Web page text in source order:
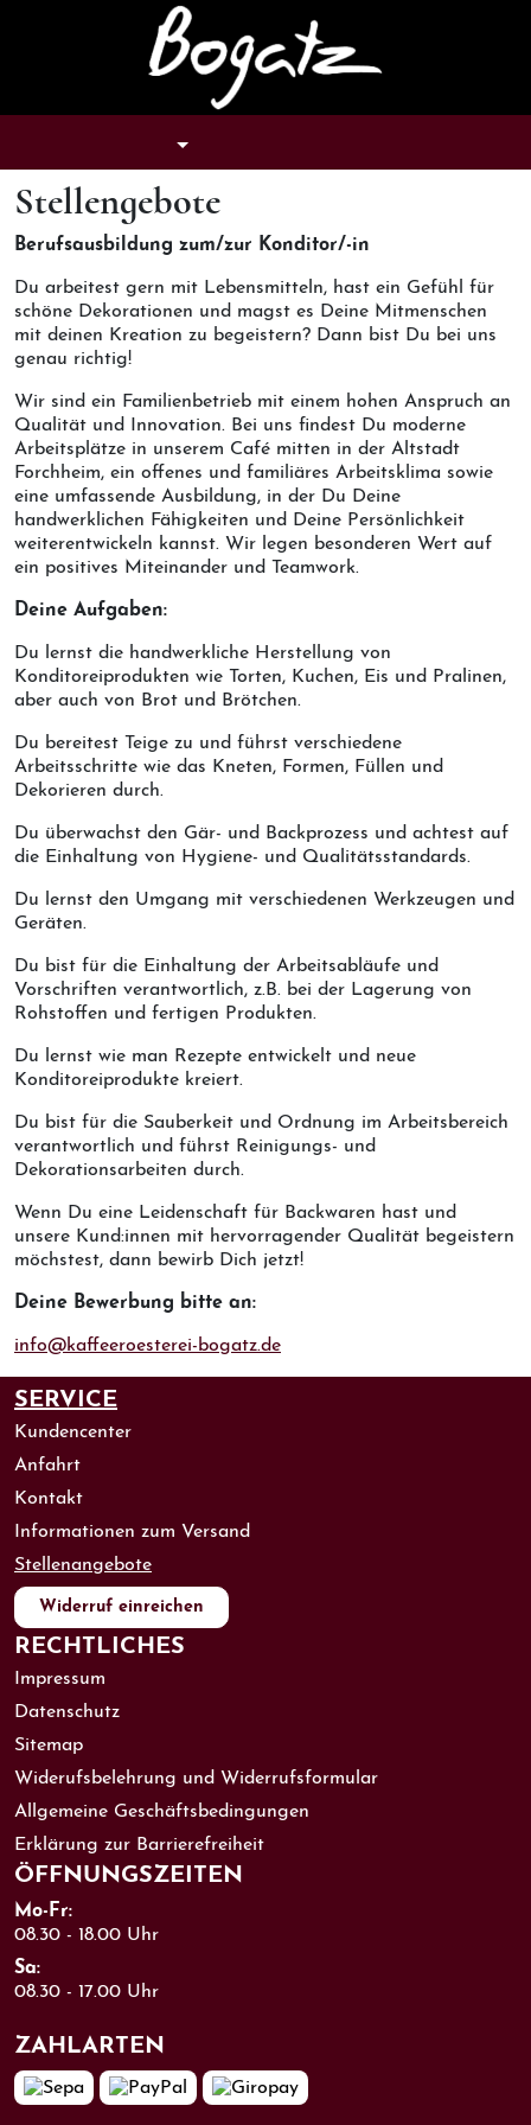
NAVIGATIONSUCHE
Stellengebote
Berufsausbildung zum/zur Konditor/-in
Du arbeitest gern mit Lebensmitteln, hast ein Gefühl für
schöne Dekorationen und magst es Deine Mitmenschen
mit deinen Kreation zu begeistern? Dann bist Du bei uns
genau richtig!
Wir sind ein Familienbetrieb mit einem hohen Anspruch an
Qualität und Innovation. Bei uns findest Du moderne
Arbeitsplätze in unserem Café mitten in der Altstadt
Forchheim, ein offenes und familiäres Arbeitsklima sowie
eine umfassende Ausbildung, in der Du Deine
handwerklichen Fähigkeiten und Deine Persönlichkeit
weiterentwickeln kannst. Wir legen besonderen Wert auf
ein positives Miteinander und Teamwork.
Deine Aufgaben:
Du lernst die handwerkliche Herstellung von
Konditoreiprodukten wie Torten, Kuchen, Eis und Pralinen,
aber auch von Brot und Brötchen.
Du bereitest Teige zu und führst verschiedene
Arbeitsschritte wie das Kneten, Formen, Füllen und
Dekorieren durch.
Du überwachst den Gär- und Backprozess und achtest auf
die Einhaltung von Hygiene- und Qualitätsstandards.
Du lernst den Umgang mit verschiedenen Werkzeugen und
Geräten.
Du bist für die Einhaltung der Arbeitsabläufe und
Vorschriften verantwortlich, z.B. bei der Lagerung von
Rohstoffen und fertigen Produkten.
Du lernst wie man Rezepte entwickelt und neue
Konditoreiprodukte kreiert.
Du bist für die Sauberkeit und Ordnung im Arbeitsbereich
verantwortlich und führst Reinigungs- und
Dekorationsarbeiten durch.
Wenn Du eine Leidenschaft für Backwaren hast und
unsere Kund:innen mit hervorragender Qualität begeistern
möchstest, dann bewirb Dich jetzt!
Deine Bewerbung bitte an:
info@kaffeeroesterei-bogatz.de
SERVICE
Kundencenter
Anfahrt
Kontakt
Informationen zum Versand
Stellenangebote
Widerruf einreichen
RECHTLICHES
Impressum
Datenschutz
Sitemap
Widerufsbelehrung und Widerrufsformular
Allgemeine Geschäftsbedingungen
Erklärung zur Barrierefreiheit
ÖFFNUNGS­ZEITEN
Mo-Fr:
08.30 - 18.00 Uhr
Sa:
08.30 - 17.00 Uhr
ZAHL­ARTEN